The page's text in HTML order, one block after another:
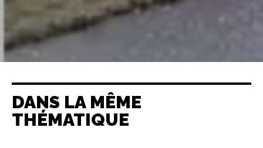
DANS LA MÊME
THÉMATIQUE